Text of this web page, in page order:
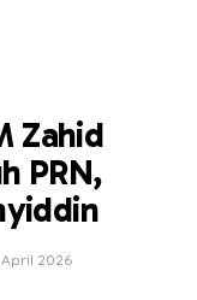
Zahid
PRN,
2026